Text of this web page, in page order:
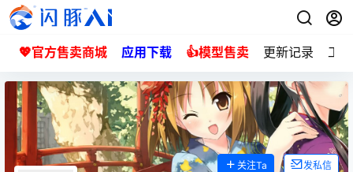
💖官方售卖商城 应用下载 👍模型售卖 更新记录 工
关注Ta 发私信